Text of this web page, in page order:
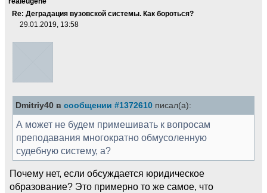
Re: Деградация вузовской системы. Как бороться?
29.01.2019, 13:58
Dmitriy40 в сообщении #1372610 писал(а):
А может не будем примешивать к вопросам
преподавания многократно обмусоленную
судебную систему, а?
Почему нет, если обсуждается юридическое
образование? Это примерно то же самое, что